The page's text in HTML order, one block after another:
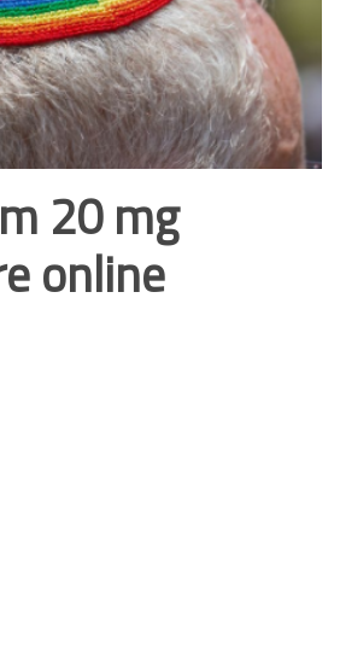
20 mg
online